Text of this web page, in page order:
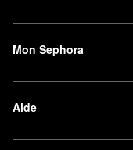
Mon Sephora
Aide